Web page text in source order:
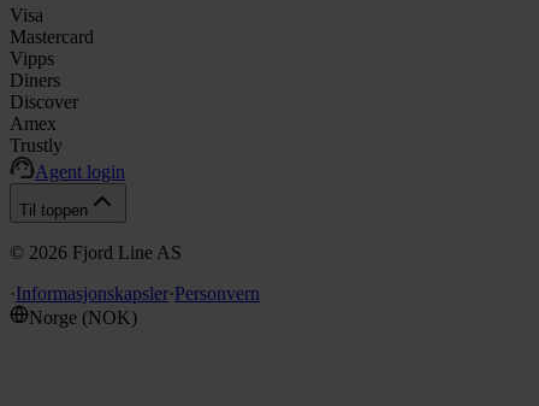
Visa
Mastercard
Vipps
Diners
Discover
Amex
Trustly
Agent login
Til toppen
© 2026 Fjord Line AS
·Informasjonskapsler·Personvern
Norge (NOK)